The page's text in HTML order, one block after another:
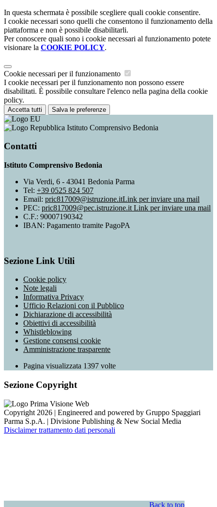
In questa schermata è possibile scegliere quali cookie consentire.
I cookie necessari sono quelli che consentono il funzionamento della
piattaforma e non è possibile disabilitarli.
Per conoscere quali sono i cookie necessari al funzionamento potete
visionare la COOKIE POLICY.
Cookie necessari per il funzionamento
I cookie necessari per il funzionamento non possono essere
disabilitati. È possibile consultare l'elenco nella pagina della cookie
policy.
Accetta tutti Salva le preferenze
Istituto Comprensivo Bedonia
Contatti
Istituto Comprensivo Bedonia
Via Verdi, 6 - 43041 Bedonia Parma
Tel: +39 0525 824 507
Email: pric817009@istruzione.itLink per inviare una mail
PEC: pric817009@pec.istruzione.it Link per inviare una mail
C.F.: 90007190342
IBAN: Pagamento tramite PagoPA
Sezione Link Utili
Cookie policy
Note legali
Informativa Privacy
Ufficio Relazioni con il Pubblico
Dichiarazione di accessibilità
Obiettivi di accessibilità
Whistleblowing
Gestione consensi cookie
Amministrazione trasparente
Pagina visualizzata 1397 volte
Sezione Copyright
Copyright 2026 | Engineered and powered by Gruppo Spaggiari
Parma S.p.A. | Divisione Publishing & New Social Media
Disclaimer trattamento dati personali
Back to top